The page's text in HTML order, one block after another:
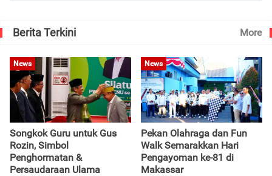
Berita Terkini More
News
Songkok Guru untuk Gus
Rozin, Simbol
Penghormatan &
Persaudaraan Ulama
News
Pekan Olahraga dan Fun
Walk Semarakkan Hari
Pengayoman ke-81 di
Makassar